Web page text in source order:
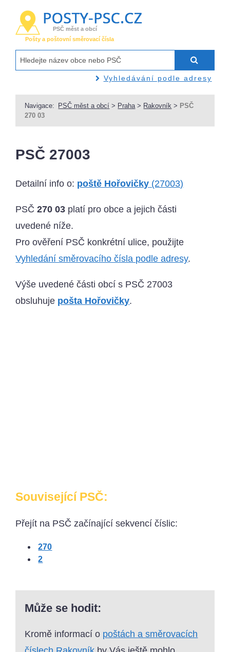
PSČ měst a obcí
Pošty a poštovní směrovací čísla
Vyhledávání podle adresy
Navigace: PSČ měst a obcí > Praha > Rakovník > PSČ
270 03
PSČ 27003
Detailní info o: poště Hořovičky (27003)
PSČ270 03 platí pro obce a jejich části
uvedené níže.
Pro ověření PSČ konkrétní ulice, použijte
Vyhledání směrovacího čísla podle adresy.
Výše uvedené části obcí s PSČ 27003
obsluhuje pošta Hořovičky.
Související PSČ:
Přejít na PSČ začínající sekvencí číslic:
270
2
Může se hodit:
Kromě informací o poštách a směrovacích